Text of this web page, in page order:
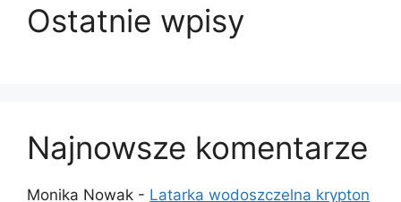
Ostatnie wpisy
Najnowsze komentarze
Monika Nowak - Latarka wodoszczelna krypton